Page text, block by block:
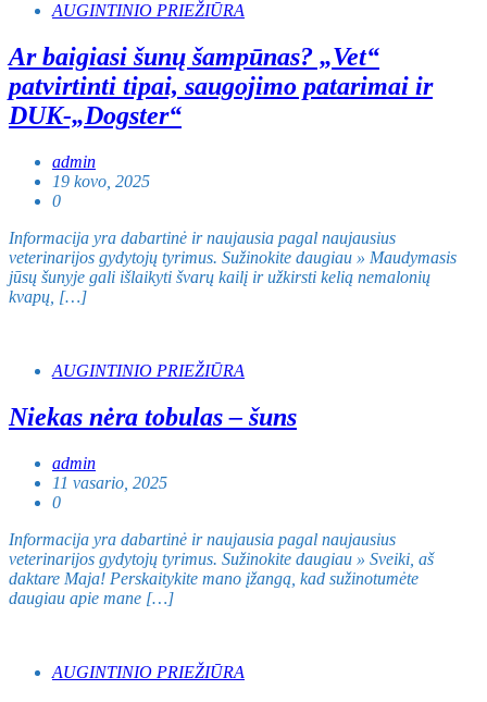
AUGINTINIO PRIEŽIŪRA
Ar baigiasi šunų šampūnas? „Vet“
patvirtinti tipai, saugojimo patarimai ir
DUK-„Dogster“
admin
19 kovo, 2025
0
Informacija yra dabartinė ir naujausia pagal naujausius
veterinarijos gydytojų tyrimus. Sužinokite daugiau » Maudymasis
jūsų šunyje gali išlaikyti švarų kailį ir užkirsti kelią nemalonių
kvapų, […]
AUGINTINIO PRIEŽIŪRA
Niekas nėra tobulas – šuns
admin
11 vasario, 2025
0
Informacija yra dabartinė ir naujausia pagal naujausius
veterinarijos gydytojų tyrimus. Sužinokite daugiau » Sveiki, aš
daktare Maja! Perskaitykite mano įžangą, kad sužinotumėte
daugiau apie mane […]
AUGINTINIO PRIEŽIŪRA